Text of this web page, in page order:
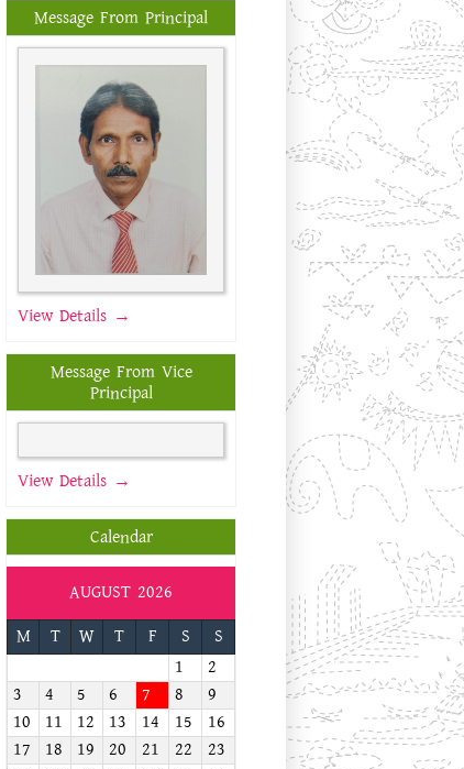
Message From Principal
View Details →
Message From Vice
Principal
View Details →
Calendar
AUGUST 2026
M
T W T F S
S
1
2
3
4 5 6 7 8
9
10
11 12 13 14 15
16
17
18 19 20 21 22
23